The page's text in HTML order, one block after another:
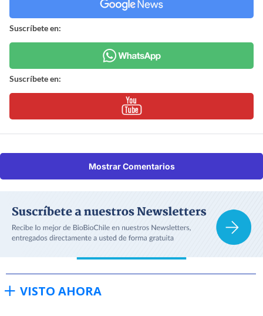
Suscríbete en:
Suscríbete en:
Mostrar Comentarios
VISTO AHORA